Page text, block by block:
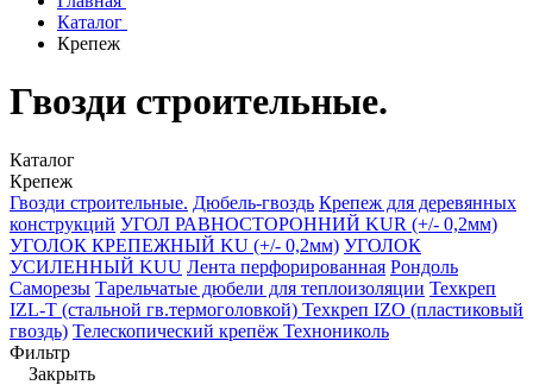
Каталог
Крепеж
Гвозди строительные.
Каталог
Крепеж
Гвозди строительные. Дюбель-гвоздь Крепеж для деревянных
конструкций УГОЛ РАВНОСТОРОННИЙ KUR (+/- 0,2мм)
УГОЛОК КРЕПЕЖНЫЙ KU (+/- 0,2мм) УГОЛОК
УСИЛЕННЫЙ KUU Лента перфорированная Рондоль
Саморезы Тарельчатые дюбели для теплоизоляции Техкреп
IZL-T (стальной гв.термоголовкой) Техкреп IZO (пластиковый
гвоздь) Телескопический крепёж Технониколь
Фильтр
Закрыть